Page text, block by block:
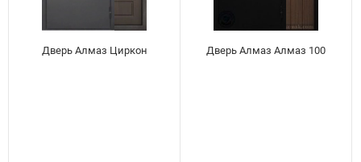
Дверь Алмаз Циркон Дверь Алмаз Алмаз 100